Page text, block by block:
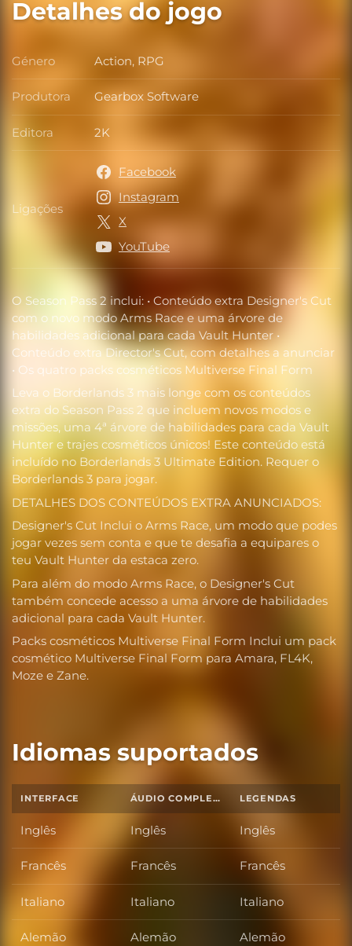
Detalhes do jogo
O Season Pass 2 inclui: • Conteúdo extra Designer's Cut
com o novo modo Arms Race e uma árvore de
habilidades adicional para cada Vault Hunter •
Conteúdo extra Director's Cut, com detalhes a anunciar
• Os quatro packs cosméticos Multiverse Final Form
Leva o Borderlands 3 mais longe com os conteúdos
extra do Season Pass 2 que incluem novos modos e
missões, uma 4ª árvore de habilidades para cada Vault
Hunter e trajes cosméticos únicos! Este conteúdo está
incluído no Borderlands 3 Ultimate Edition. Requer o
Borderlands 3 para jogar.
DETALHES DOS CONTEÚDOS EXTRA ANUNCIADOS:
Designer's Cut Inclui o Arms Race, um modo que podes
jogar vezes sem conta e que te desafia a equipares o
teu Vault Hunter da estaca zero.
Para além do modo Arms Race, o Designer's Cut
também concede acesso a uma árvore de habilidades
adicional para cada Vault Hunter.
Packs cosméticos Multiverse Final Form Inclui um pack
cosmético Multiverse Final Form para Amara, FL4K,
Moze e Zane.
Género Género
Action, RPG
Produtora Produtora
Gearbox Software
Editora Editora
2K
Ligações Ligações
Facebook
Instagram
X
YouTube
Idiomas suportados
INTERFACE ÁUDIO COMPLETO LEGENDAS
Inglês Inglês Inglês
Francês Francês Francês
Italiano Italiano Italiano
Alemão Alemão Alemão